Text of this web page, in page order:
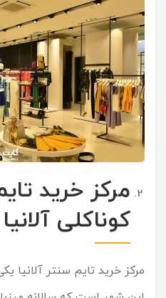
مرکز خرید
کوناکلی آلانیا
مرکز خرید تایم سنتر آلانیا